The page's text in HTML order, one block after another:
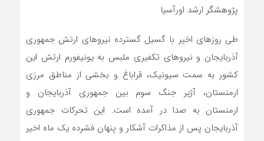
پژوهشگر ارشد اورآسیا
طی روزهای اخیر با گسیل گسترده نیروهای ارتش جمهوری
آذربایجان و نیروهای تکفیری ملبس به یونیفورم ارتش این
کشور به سمت سیونیک، قراباغ و بخشی از مناطق مرزی
ارمنستان، آژیر جنگ سوم بین جمهوری آذربایجان و
ارمنستان به صدا در آمده است. این تحرکات جمهوری
آذربایجان پس از مذاکرات آشکار و پنهان فشرده یک ماه اخیر